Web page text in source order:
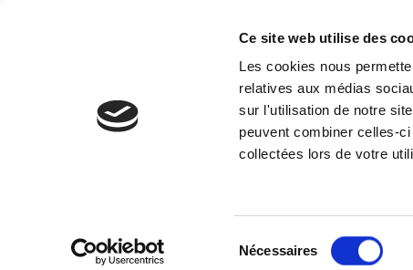
Ce site web utilise des
Les cookies nous
relatives aux médias
sur l'utilisation de notre
peuvent combiner celles-
collectées lors de votre
du
Nécessaires
PRATIQUE TOURISME-
Responsable : BARTH Karine
Adresse : 5 place Saint-Clément
Tél : 02 43 06 17 32